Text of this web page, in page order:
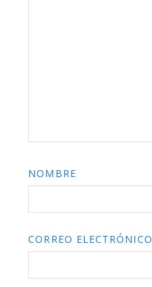
NOMBRE
CORREO ELECTRÓNICO